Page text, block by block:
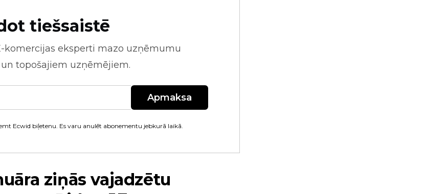
tiešsaistē
komercijas eksperti mazo uzņēmumu
topošajiem uzņēmējiem.
Apmaksa
Ecwid biļetenu. Es varu anulēt abonementu jebkurā laikā.
ziņās vajadzētu